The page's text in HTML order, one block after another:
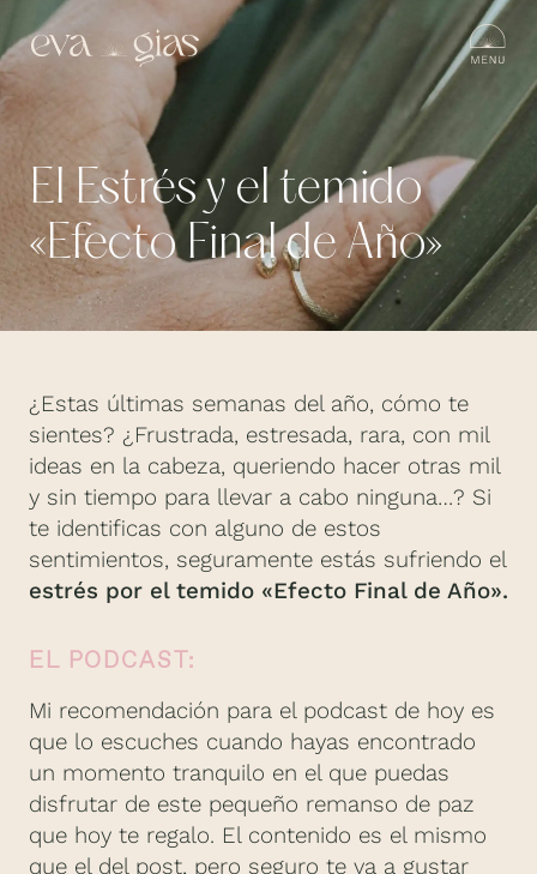
El Estrés y el temido
«Efecto Final de Año»
¿Estas últimas semanas del año, cómo te
sientes? ¿Frustrada, estresada, rara, con mil
ideas en la cabeza, queriendo hacer otras mil
y sin tiempo para llevar a cabo ninguna…? Si
te identificas con alguno de estos
sentimientos, seguramente estás sufriendo el
estrés por el temido «Efecto Final de Año».
EL PODCAST:
Mi recomendación para el podcast de hoy es
que lo escuches cuando hayas encontrado
un momento tranquilo en el que puedas
disfrutar de este pequeño remanso de paz
que hoy te regalo. El contenido es el mismo
que el del post, pero seguro te va a gustar